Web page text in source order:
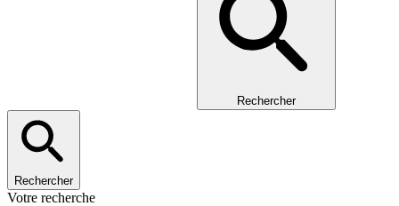
Rechercher
Rechercher
Votre recherche